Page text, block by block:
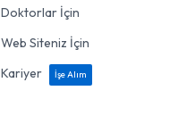
Doktorlar İçin
Web Siteniz İçin
Kariyer
İşe Alım